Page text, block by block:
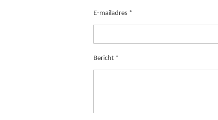
E-mailadres *
Bericht *